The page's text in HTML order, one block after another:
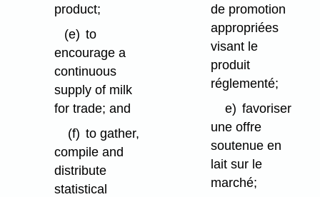
product;
(e) to
encourage a
continuous
supply of milk
for trade; and
(f) to gather,
compile and
distribute
statistical
de promotion
appropriées
visant le
produit
réglementé;
e) favoriser
une offre
soutenue en
lait sur le
marché;